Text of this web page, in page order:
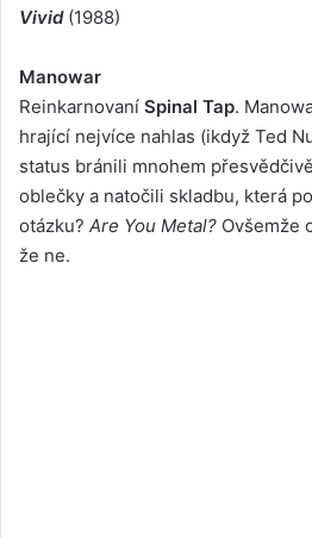
Vivid(1988)
Manowar
Reinkarnovaní Spinal Tap.
hrající nejvíce nahlas (ikdyž Ted
status bránili mnohem
oblečky a natočili skladbu, která
otázku? Are You Metal? Ovšemže
že ne.